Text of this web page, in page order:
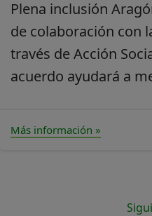
Plena inclusión
de colaboración con
través de Acción
acuerdo ayudará a
Más información »